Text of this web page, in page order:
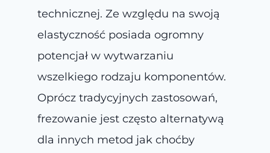
technicznej. Ze względu na swoją
elastyczność posiada ogromny
potencjał w wytwarzaniu
wszelkiego rodzaju komponentów.
Oprócz tradycyjnych zastosowań,
frezowanie jest często alternatywą
dla innych metod jak choćby